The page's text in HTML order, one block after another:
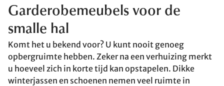
Garderobemeubels voor de
smalle hal
Komt het u bekend voor? U kunt nooit genoeg
opbergruimte hebben. Zeker na een verhuizing merkt
u hoeveel zich in korte tijd kan opstapelen. Dikke
winterjassen en schoenen nemen veel ruimte in